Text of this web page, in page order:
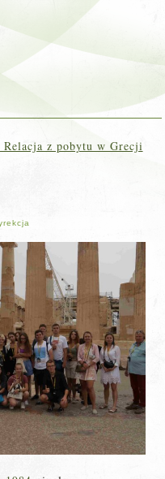
Relacja z pobytu w Grecji